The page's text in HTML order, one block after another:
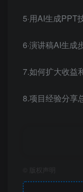
5·用AI生成PPT
6·演讲稿AI生成
7.如何扩大收益
8.项目经验分享
版权声明